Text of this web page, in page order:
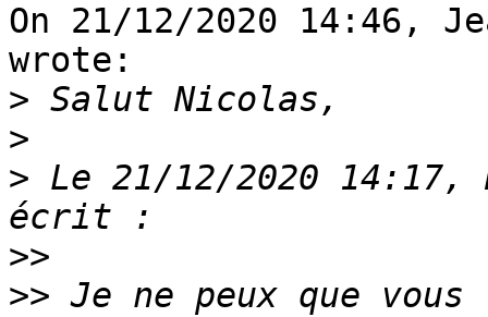
On 21/12/2020 14:46,
wrote:
>
>
> Le 21/12/2020
>>
>> Je ne peux que vous